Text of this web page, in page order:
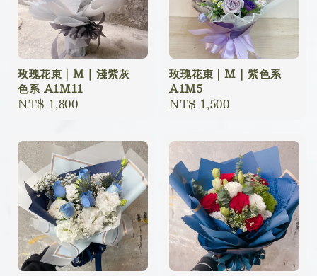
玫瑰花束｜M | 淺紫灰
色系 A1M11
Regular
NT$ 1,800
玫瑰花束｜M | 紫色系
A1M5
Regular
NT$ 1,500